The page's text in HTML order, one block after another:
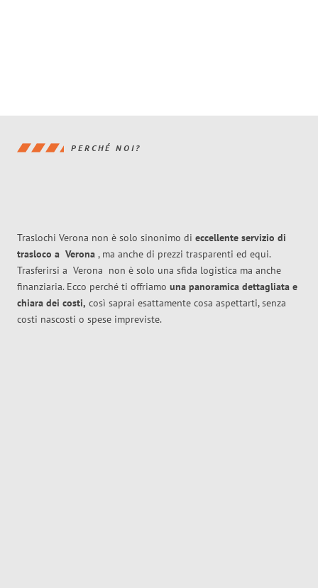
PERCHÉ NOI?
Traslochi Verona non è solo sinonimo di eccellente servizio di
trasloco a Verona , ma anche di prezzi trasparenti ed equi.
Trasferirsi a Verona non è solo una sfida logistica ma anche
finanziaria. Ecco perché ti offriamo una panoramica dettagliata e
chiara dei costi, così saprai esattamente cosa aspettarti, senza
costi nascosti o spese impreviste.